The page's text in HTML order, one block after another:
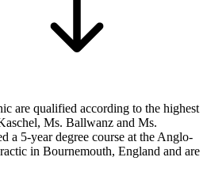
are qualified according to the highest
Ms. Ballwanz and Ms.
a 5-year degree course at the Anglo-
in Bournemouth, England and are